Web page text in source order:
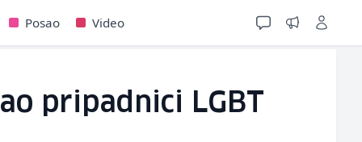
Posao Video
pripadnici LGBT